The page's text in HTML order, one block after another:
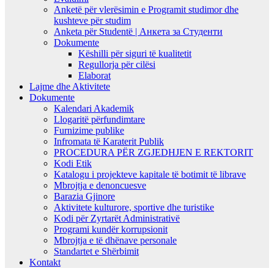
Anketë për vlerësimin e Programit studimor dhe
kushteve për studim
Anketa për Studentë | Анкета за Студенти
Dokumente
Këshilli për siguri të kualitetit
Regullorja për cilësi
Elaborat
Lajme dhe Aktivitete
Dokumente
Kalendari Akademik
Llogaritë përfundimtare
Furnizime publike
Infromata të Karaterit Publik
PROCEDURA PËR ZGJEDHJEN E REKTORIT
Kodi Etik
Katalogu i projekteve kapitale të botimit të librave
Mbrojtja e denoncuesve
Barazia Gjinore
Aktivitete kulturore, sportive dhe turistike
Kodi për Zyrtarët Administrativë
Programi kundër korrupsionit
Mbrojtja e të dhënave personale
Standartet e Shërbimit
Kontakt